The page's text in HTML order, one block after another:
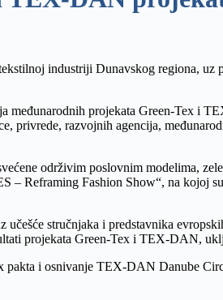
industriji Dunavskog regiona, uz
međunarodnih projekata Green-Tex
privrede, razvojnih agencija,
održivim poslovnim modelima,
– Reframing Fashion Show“, na kojoj
stručnjaka i predstavnika
projekata Green-Tex i TEX-DAN,
i osnivanje TEX-DAN Danube